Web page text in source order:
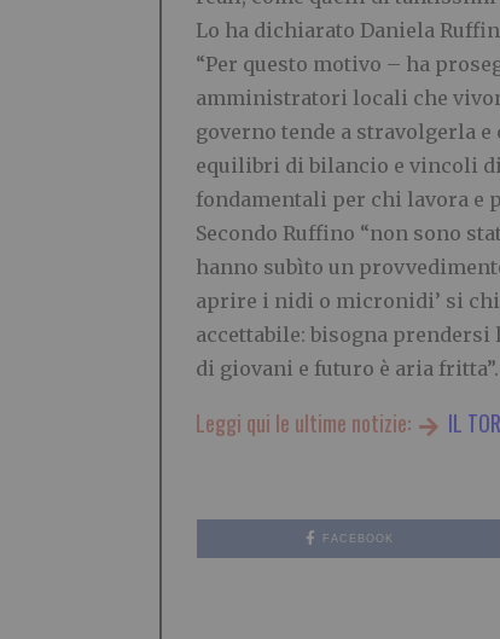
Lo ha dichiarato Daniela
“Per questo motivo – ha
amministratori locali che
governo tende a stravolgerla
equilibri di bilancio e vincoli
fondamentali per chi lavora e
Secondo Ruffino “non sono
hanno subìto un
aprire i nidi o micronidi’ si
accettabile: bisogna
di giovani e futuro è aria fritta”.
Leggi qui le ultime notizie: IL
FACEBOOK